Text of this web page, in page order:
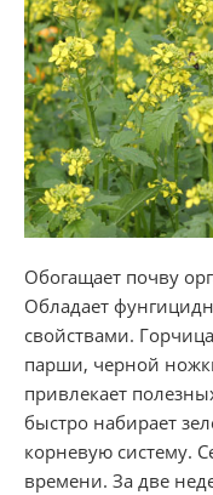
Обогащает почву
Обладает
свойствами.
парши, черной
привлекает
быстро набирает
корневую систему.
времени. За две